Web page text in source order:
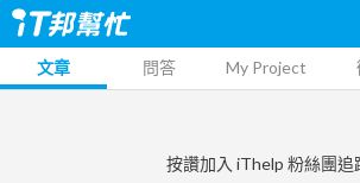
文章 問答 My Project
按讚加入 iThelp 粉絲團追